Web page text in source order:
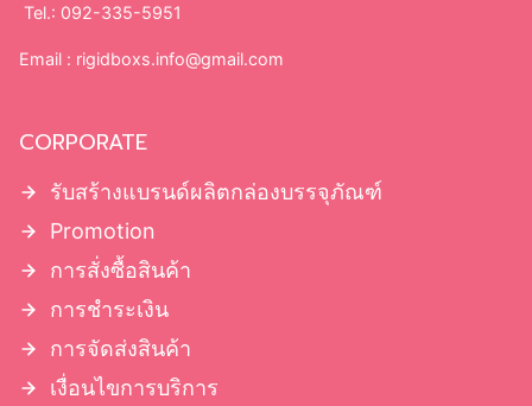
Tel.: 092-335-5951
Email : rigidboxs.info@gmail.com
CORPORATE
รับสร้างแบรนด์ผลิตกล่องบรรจุภัณฑ์
Promotion
การสั่งซื้อสินค้า
การชำระเงิน
การจัดส่งสินค้า
เงื่อนไขการบริการ